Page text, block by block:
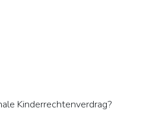
Kinderrechtenverdrag?